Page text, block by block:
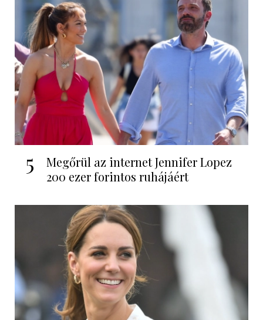
5
Megőrül az internet Jennifer Lopez
200 ezer forintos ruhájáért